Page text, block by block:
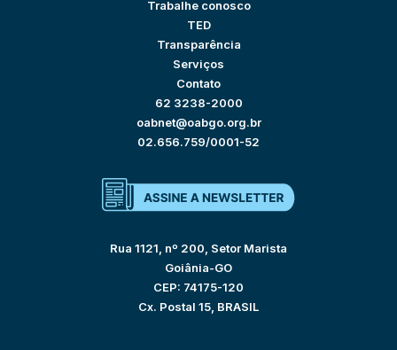
Trabalhe conosco
TED
Transparência
Serviços
Contato
62 3238-2000
oabnet@oabgo.org.br
02.656.759/0001-52
Rua 1121, nº 200, Setor Marista
Goiânia-GO
CEP: 74175-120
Cx. Postal 15, BRASIL